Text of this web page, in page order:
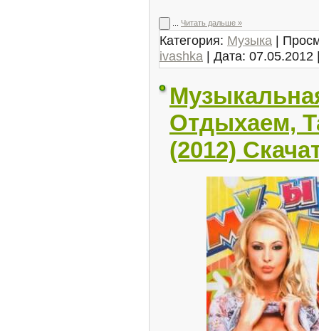
Читать дальше »
Категория: Музыка |
ivashka | Дата: 07.05.2012
Отдыхаем,
(2012)